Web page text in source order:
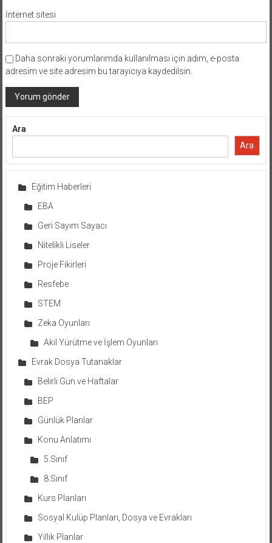
İnternet sitesi
Daha sonraki yorumlarımda kullanılması için adım, e-posta
adresim ve site adresim bu tarayıcıya kaydedilsin.
Ara
Ara
Eğitim Haberleri
EBA
Geri Sayım Sayacı
Nitelikli Liseler
Proje Fikirleri
Resfebe
STEM
Zeka Oyunları
Akıl Yürütme ve İşlem Oyunları
Evrak Dosya Tutanaklar
Belirli Gün ve Haftalar
BEP
Günlük Planlar
Konu Anlatımı
5.Sınıf
8.Sınıf
Kurs Planları
Sosyal Kulüp Planları, Dosya ve Evrakları
Yıllık Planlar